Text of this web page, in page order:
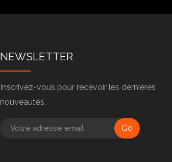
NEWSLETTER
Inscrivez-vous pour recevoir les dernières
nouveautés.
Go